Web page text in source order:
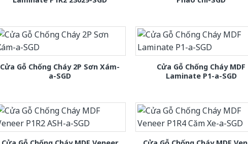
Cửa Gỗ Chống Cháy 2P Sơn Xám-
a-SGD
Cửa Gỗ Chống Cháy MDF
Laminate P1-a-SGD